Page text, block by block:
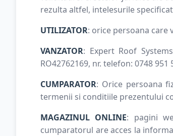
rezulta altfel, intelesurile
UTILIZATOR: orice persoana care
VANZATOR: Expert Roof
RO42762169, nr. telefon: 0748
CUMPARATOR: Orice persoana
termenii si conditiile prezentului
MAGAZINUL ONLINE: pagini
cumparatorul are acces la